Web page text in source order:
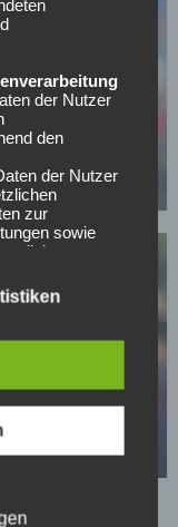
mit
Erste
der Nutzer
den
der Nutzer
zur
sowie
dem
dass die
gegen den
von anderen